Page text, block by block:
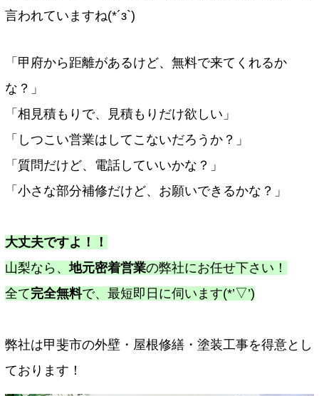
言われていますね(*´з`)
「甲府から距離があるけど、無料で来てくれるか
な？」
「相見積もりで、見積もりだけ欲しい」
「しつこい営業はしてこないだろうか？」
「質問だけど、電話していいかな？」
「小さな部分補修だけど、お願いできるかな？」
大丈夫ですよ！！
山梨なら、地元密着営業の弊社にお任せ下さい！
全て完全無料で、最短即日に伺います(*’▽’)
弊社は甲斐市の外壁・屋根修繕・塗装工事を得意とし
ております！